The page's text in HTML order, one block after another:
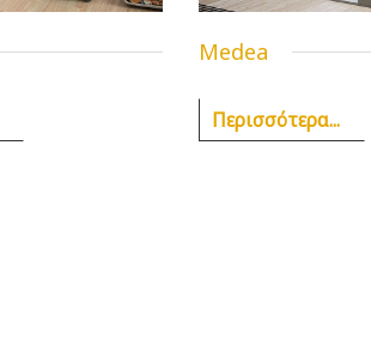
Medea
Περισσότερα...